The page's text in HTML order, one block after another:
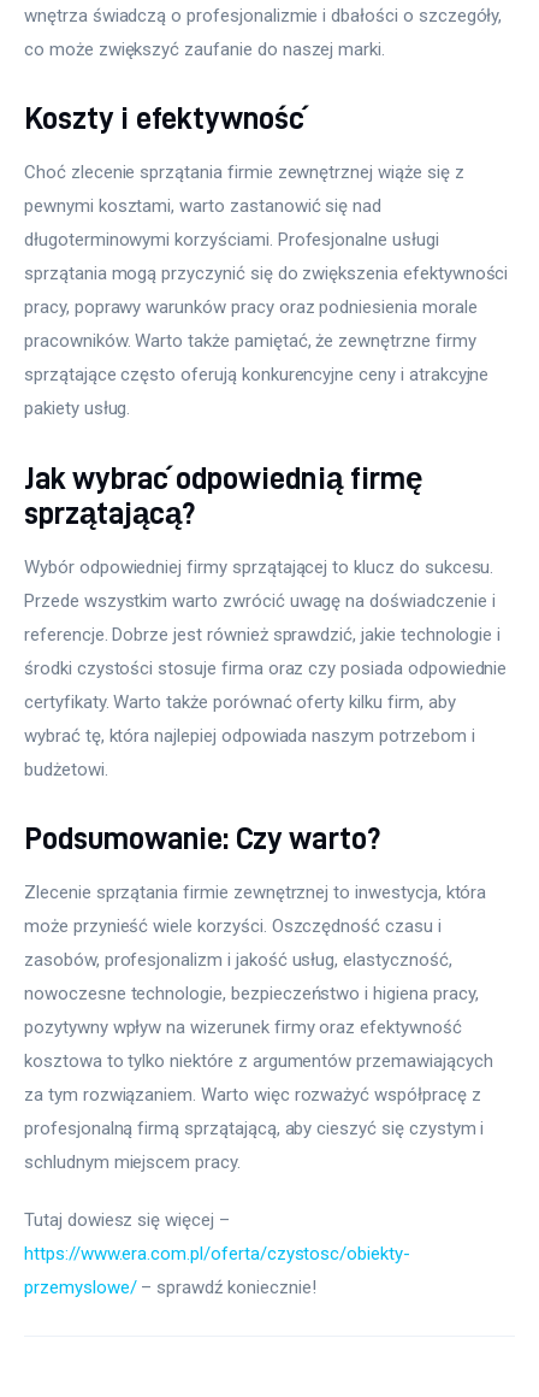
wnętrza świadczą o profesjonalizmie i dbałości o szczegóły,
co może zwiększyć zaufanie do naszej marki.
Koszty i efektywność
Choć zlecenie sprzątania firmie zewnętrznej wiąże się z
pewnymi kosztami, warto zastanowić się nad
długoterminowymi korzyściami. Profesjonalne usługi
sprzątania mogą przyczynić się do zwiększenia efektywności
pracy, poprawy warunków pracy oraz podniesienia morale
pracowników. Warto także pamiętać, że zewnętrzne firmy
sprzątające często oferują konkurencyjne ceny i atrakcyjne
pakiety usług.
Jak wybrać odpowiednią firmę
sprzątającą?
Wybór odpowiedniej firmy sprzątającej to klucz do sukcesu.
Przede wszystkim warto zwrócić uwagę na doświadczenie i
referencje. Dobrze jest również sprawdzić, jakie technologie i
środki czystości stosuje firma oraz czy posiada odpowiednie
certyfikaty. Warto także porównać oferty kilku firm, aby
wybrać tę, która najlepiej odpowiada naszym potrzebom i
budżetowi.
Podsumowanie: Czy warto?
Zlecenie sprzątania firmie zewnętrznej to inwestycja, która
może przynieść wiele korzyści. Oszczędność czasu i
zasobów, profesjonalizm i jakość usług, elastyczność,
nowoczesne technologie, bezpieczeństwo i higiena pracy,
pozytywny wpływ na wizerunek firmy oraz efektywność
kosztowa to tylko niektóre z argumentów przemawiających
za tym rozwiązaniem. Warto więc rozważyć współpracę z
profesjonalną firmą sprzątającą, aby cieszyć się czystym i
schludnym miejscem pracy.
Tutaj dowiesz się więcej –
https://www.era.com.pl/oferta/czystosc/obiekty-
przemyslowe/ – sprawdź koniecznie!